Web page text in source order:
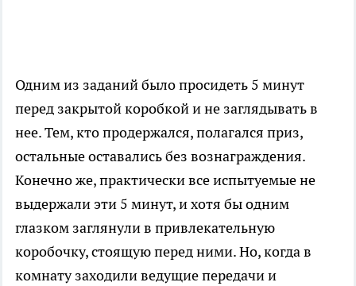
Одним из заданий было просидеть 5 минут
перед закрытой коробкой и не заглядывать в
нее. Тем, кто продержался, полагался приз,
остальные оставались без вознаграждения.
Конечно же, практически все испытуемые не
выдержали эти 5 минут, и хотя бы одним
глазком заглянули в привлекательную
коробочку, стоящую перед ними. Но, когда в
комнату заходили ведущие передачи и